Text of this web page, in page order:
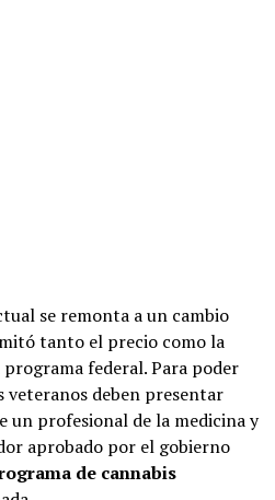
se remonta a un cambio
tanto el precio como la
federal. Para poder
veteranos deben presentar
un profesional de la medicina y
aprobado por el gobierno
de cannabis